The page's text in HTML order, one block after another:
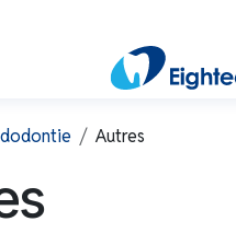
Autres